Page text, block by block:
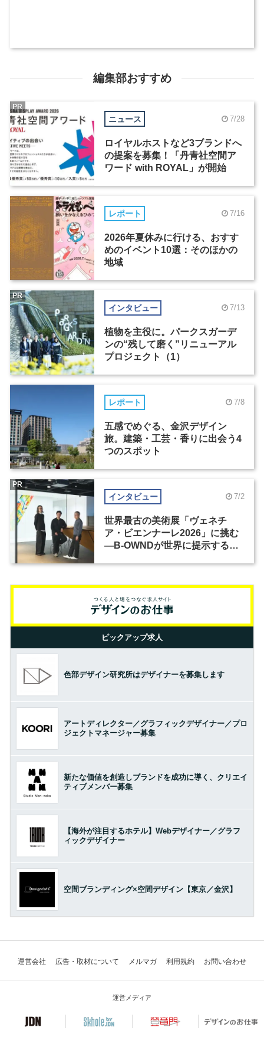
編集部おすすめ
ニュース 7/28
ロイヤルホストなど3ブランドへ
の提案を募集！「丹青社空間ア
ワード with ROYAL」が開始
PR
レポート 7/16
2026年夏休みに行ける、おすす
めのイベント10選：そのほかの
地域
インタビュー 7/13
植物を主役に。パークスガーデ
ンの“残して磨く”リニューアル
プロジェクト（1）
PR
レポート 7/8
五感でめぐる、金沢デザイン
旅。建築・工芸・香りに出会う4
つのスポット
インタビュー 7/2
世界最古の美術展「ヴェネチ
ア・ビエンナーレ2026」に挑む
―B-OWNDが世界に提示する美
PR
ピックアップ求人
色部デザイン研究所はデザイナーを募集します
アートディレクター／グラフィックデザイナー／プロ
ジェクトマネージャー募集
新たな価値を創造しブランドを成功に導く、クリエイ
ティブメンバー募集
【海外が注目するホテル】Webデザイナー／グラフ
ィックデザイナー
空間ブランディング×空間デザイン【東京／金沢】
運営会社 広告・取材について メルマガ 利用規約 お問い合わせ
運営メディア